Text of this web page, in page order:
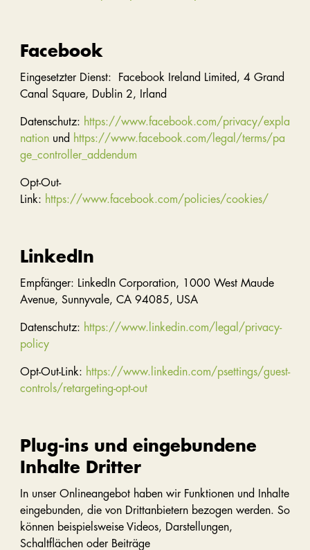
Facebook
Eingesetzter Dienst: Facebook Ireland Limited, 4 Grand
Canal Square, Dublin 2, Irland
Datenschutz: https://www.facebook.com/privacy/expla
nationund https://www.facebook.com/legal/terms/pa
ge_controller_addendum
Opt-Out-
Link: https://www.facebook.com/policies/cookies/
LinkedIn
Empfänger: LinkedIn Corporation, 1000 West Maude
Avenue, Sunnyvale, CA 94085, USA
Datenschutz: https://www.linkedin.com/legal/privacy-
policy
Opt-Out-Link: https://www.linkedin.com/psettings/guest-
controls/retargeting-opt-out
Plug-ins und eingebundene
Inhalte Dritter
In unser Onlineangebot haben wir Funktionen und Inhalte
eingebunden, die von Drittanbietern bezogen werden. So
können beispielsweise Videos, Darstellungen,
Schaltflächen oder Beiträge